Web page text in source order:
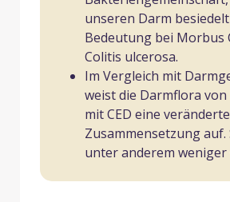
unseren Darm
Bedeutung bei Morbus
Colitis ulcerosa.
Im Vergleich mit
weist die Darmflora von
mit CED eine veränderte
Zusammensetzung auf.
unter anderem weniger